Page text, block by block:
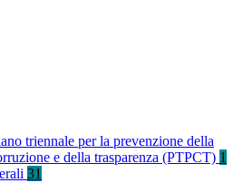
triennale per la prevenzione della
e della trasparenza (PTPCT) 1
31